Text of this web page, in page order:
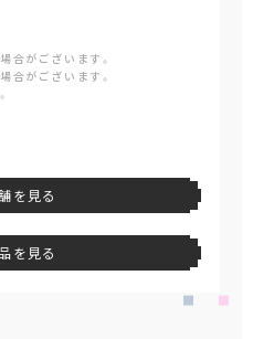
合がございます。
合がございます。
を見る
を見る